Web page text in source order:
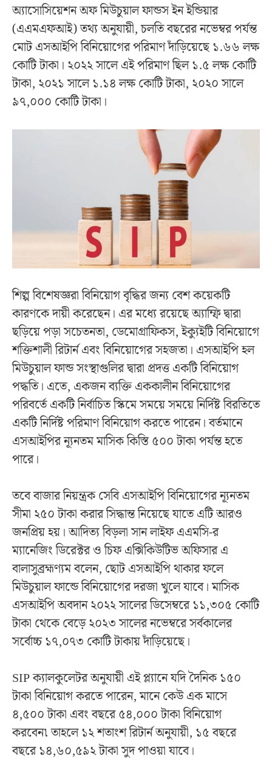
অ্যাসোসিয়েশন অফ মিউচুয়াল ফান্ডস ইন ইন্ডিয়ার
(এএমএফআই) তথ্য অনুযায়ী, চলতি বছরের নভেম্বর পর্যন্ত
মোট এসআইপি বিনিয়োগের পরিমাণ দাঁড়িয়েছে ১.৬৬ লক্ষ
কোটি টাকা। ২০২২ সালে এই পরিমাণ ছিল ১.৫ লক্ষ কোটি
টাকা, ২০২১ সালে ১.১৪ লক্ষ কোটি টাকা, ২০২০ সালে
৯৭,০০০ কোটি টাকা।
শিল্প বিশেষজ্ঞরা বিনিয়োগ বৃদ্ধির জন্য বেশ কয়েকটি
কারণকে দায়ী করেছেন। এর মধ্যে রয়েছে অ্যাম্ফি দ্বারা
ছড়িয়ে পড়া সচেতনতা, ডেমোগ্রাফিকস, ইক্যুইটি বিনিয়োগে
শক্তিশালী রিটার্ন এবং বিনিয়োগের সহজতা। এসআইপি হল
মিউচুয়াল ফান্ড সংস্থাগুলির দ্বারা প্রদত্ত একটি বিনিয়োগ
পদ্ধতি। এতে, একজন ব্যক্তি এককালীন বিনিয়োগের
পরিবর্তে একটি নির্বাচিত স্কিমে সময়ে সময়ে নির্দিষ্ট বিরতিতে
একটি নির্দিষ্ট পরিমাণ বিনিয়োগ করতে পারেন। বর্তমানে
এসআইপির ন্যূনতম মাসিক কিস্তি ৫০০ টাকা পর্যন্ত হতে
পারে।
তবে বাজার নিয়ন্ত্রক সেবি এসআইপি বিনিয়োগের ন্যূনতম
সীমা ২৫০ টাকা করার সিদ্ধান্ত নিয়েছে যাতে এটি আরও
জনপ্রিয় হয়। আদিত্য বিড়লা সান লাইফ এএমসি-র
ম্যানেজিং ডিরেক্টর ও চিফ এক্সিকিউটিভ অফিসার এ
বালাসুব্রহ্মণ্যম বলেন, ছোট এসআইপি থাকার ফলে
মিউচুয়াল ফান্ডে বিনিয়োগের দরজা খুলে যাবে। মাসিক
এসআইপি অবদান ২০২২ সালের ডিসেম্বরে ১১,৩০৫ কোটি
টাকা থেকে বেড়ে ২০২৩ সালের নভেম্বরে সর্বকালের
সর্বোচ্চ ১৭,০৭৩ কোটি টাকায় দাঁড়িয়েছে।
SIP ক্যালকুলেটর অনুযায়ী এই প্ল্যানে যদি দৈনিক ১৫০
টাকা বিনিয়োগ করতে পারেন, মানে কেউ এক মাসে
৪,৫০০ টাকা এবং বছরে ৫৪,০০০ টাকা বিনিয়োগ
করবেন৷ তাহলে ১২ শতাংশ রিটার্ন অনুযায়ী, ১৫ বছরে
বছরে ১৪,৬০,৫৯২ টাকা সুদ পাওয়া যাবে।